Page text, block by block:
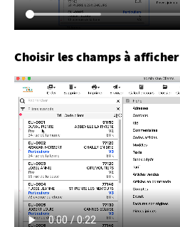
Choisir les champs à afficher